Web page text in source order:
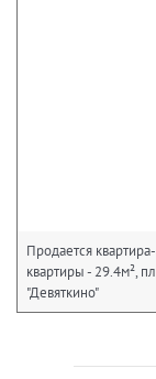
Продается
квартиры - 29.4м²,
"Девяткино"